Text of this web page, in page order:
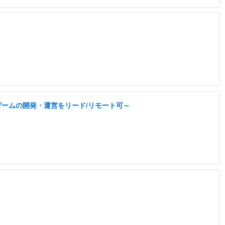
ムの開発・運営をリード/リモート可～